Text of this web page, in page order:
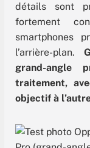
détails sont
fortement
smartphones
l’arrière-plan.
grand-
traitement,
objectif à